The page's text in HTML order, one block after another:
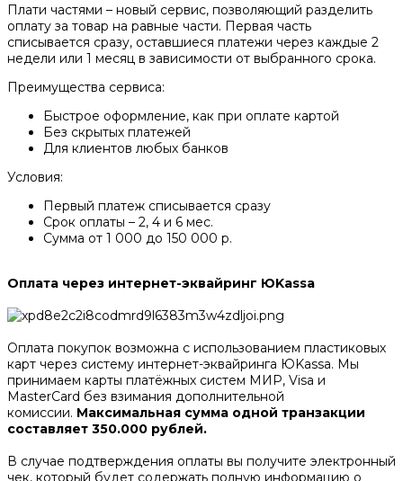
Плати частями – новый сервис, позволяющий разделить
оплату за товар на равные части. Первая часть
списывается сразу, оставшиеся платежи через каждые 2
недели или 1 месяц в зависимости от выбранного срока.
Преимущества сервиса:
Быстрое оформление, как при оплате картой
Без скрытых платежей
Для клиентов любых банков
Условия:
Первый платеж списывается сразу
Срок оплаты – 2, 4 и 6 мес.
Сумма от 1 000 до 150 000 р.
Оплата через интернет-эквайринг ЮKassa
Оплата покупок возможна с использованием пластиковых
карт через систему интернет-эквайринга ЮKassa. Мы
принимаем карты платёжных систем МИР, Visa и
MasterCard без взимания дополнительной
комиссии. Максимальная сумма одной транзакции
составляет 350.000 рублей.
В случае подтверждения оплаты вы получите электронный
чек, который будет содержать полную информацию о